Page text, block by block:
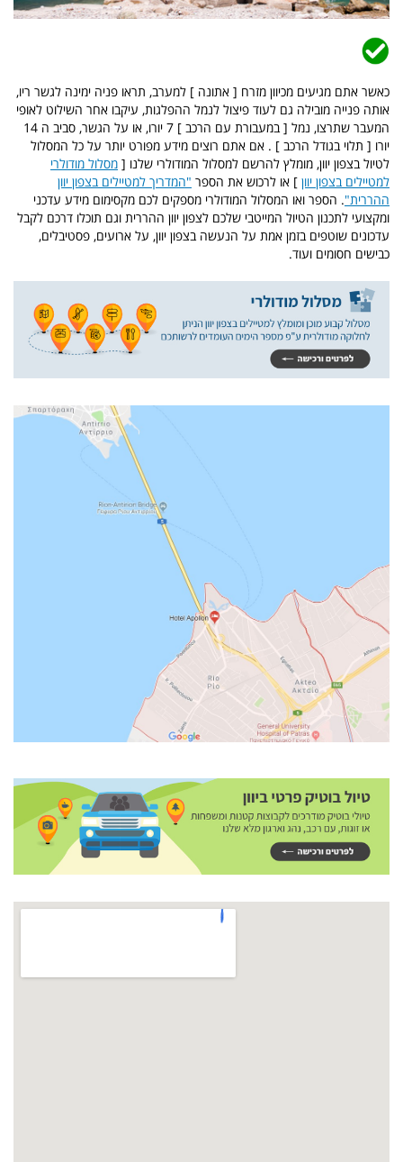
כאשר אתם מגיעים מכיוון מזרח [ אתונה ] למערב, תראו פניה ימינה לגשר ריו,
אותה פנייה מובילה גם לעוד פיצול לנמל ההפלגות, עיקבו אחר השילוט לאופי
המעבר שתרצו, נמל [ במעבורת עם הרכב ] 7 יורו, או על הגשר, סביב ה 14
יורו [ תלוי בגודל הרכב ] . אם אתם רוצים מידע מפורט יותר על כל המסלול
לטיול בצפון יוון, מומלץ להרשם למסלול המודולרי שלנו [ מסלול מודולרי
למטיילים בצפון יוון ] או לרכוש את הספר "המדריך למטיילים בצפון יוון
ההררית". הספר ואו המסלול המודולרי מספקים לכם מקסימום מידע עדכני
ומקצועי לתכנון הטיול המייטבי שלכם לצפון יוון ההררית וגם תוכלו דרכם לקבל
עדכונים שוטפים בזמן אמת על הנעשה בצפון יוון, על ארועים, פסטיבלים,
כבישים חסומים ועוד.